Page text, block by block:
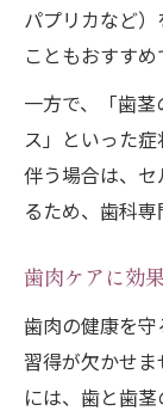
パプリカなど
こともおすすめ
一方で、「歯
ス」といった
伴う場合は、
るため、歯科専
歯肉ケアに効
歯肉の健康を
習得が欠かせ
には、歯と歯